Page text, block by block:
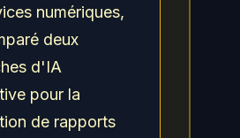
numériques,
deux
d'IA
pour la
de rapports